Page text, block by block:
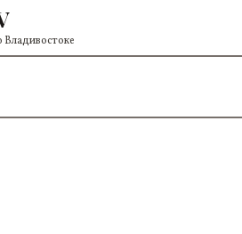
Владивостоке